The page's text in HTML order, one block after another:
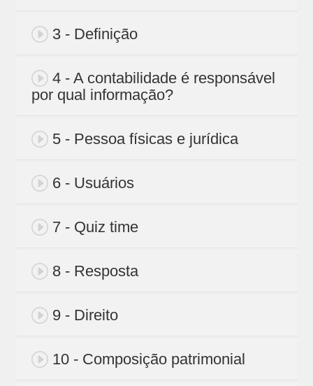
3 - Definição
4 - A contabilidade é responsável
por qual informação?
5 - Pessoa físicas e jurídica
6 - Usuários
7 - Quiz time
8 - Resposta
9 - Direito
10 - Composição patrimonial